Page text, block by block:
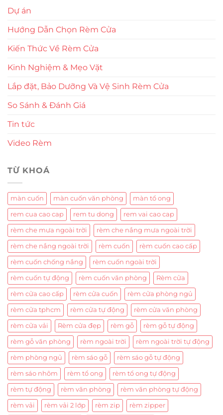
Dự án
Hướng Dẫn Chọn Rèm Cửa
Kiến Thức Về Rèm Cửa
Kinh Nghiệm & Mẹo Vặt
Lắp đặt, Bảo Dưỡng Và Vệ Sinh Rèm Cửa
So Sánh & Đánh Giá
Tin tức
Video Rèm
TỪ KHOÁ
màn cuốn màn cuốn văn phòng màn tổ ong
rem cua cao cap rem tu dong rem vai cao cap
rèm che mưa ngoài trời rèm che nắng mưa ngoài trời
rèm che nắng ngoài trời rèm cuốn rèm cuốn cao cấp
rèm cuốn chống nắng rèm cuốn ngoài trời
rèm cuốn tự động rèm cuốn văn phòng Rèm cửa
rèm cửa cao cấp rèm cửa cuốn rèm cửa phòng ngủ
rèm cửa tphcm rèm cửa tự động rèm cửa văn phòng
rèm cửa vải Rèm cửa đẹp rèm gỗ rèm gỗ tự động
rèm gỗ văn phòng rèm ngoài trời rèm ngoài trời tự động
rèm phòng ngủ rèm sáo gỗ rèm sáo gỗ tự động
rèm sáo nhôm rèm tổ ong rèm tổ ong tự động
rèm tự động rèm văn phòng rèm văn phòng tự động
rèm vải rèm vải 2 lớp rèm zip rèm zipper